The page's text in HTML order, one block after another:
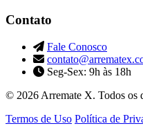
Contato
Fale Conosco
Seg-Sex: 9h às 18h
© 2026 Arremate X. Todos os
Termos de Uso Política de